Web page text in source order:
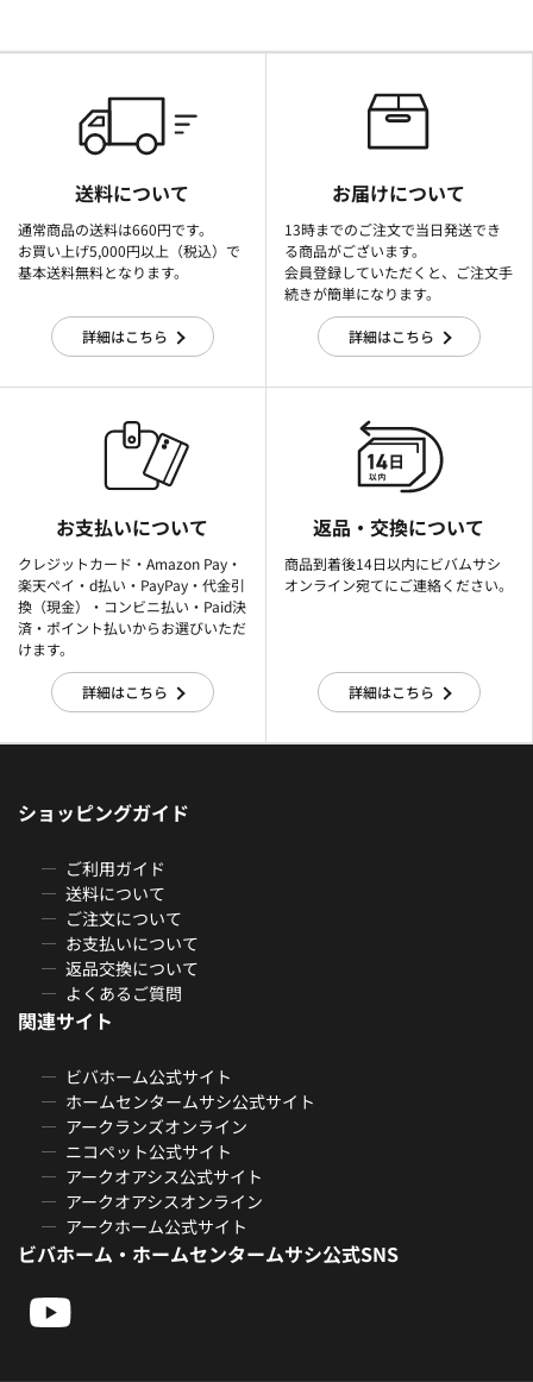
送料について
通常商品の送料は660円です。
お買い上げ5,000円以上（税込）で
基本送料無料となります。
詳細はこちら
お届けについて
13時までのご注文で当日発送でき
る商品がございます。
会員登録していただくと、ご注文手
続きが簡単になります。
詳細はこちら
お支払いについて
クレジットカード・Amazon Pay・
楽天ぺイ・d払い・PayPay・代金引
換（現金）・コンビニ払い・Paid決
済・ポイント払いからお選びいただ
けます。
詳細はこちら
返品・交換について
商品到着後14日以内にビバムサシ
オンライン宛てにご連絡ください。
詳細はこちら
ショッピングガイド
ご利用ガイド
送料について
ご注文について
お支払いについて
返品交換について
よくあるご質問
関連サイト
ビバホーム公式サイト
ホームセンタームサシ公式サイト
アークランズオンライン
ニコペット公式サイト
アークオアシス公式サイト
アークオアシスオンライン
アークホーム公式サイト
ビバホーム・ホームセンタームサシ公式SNS